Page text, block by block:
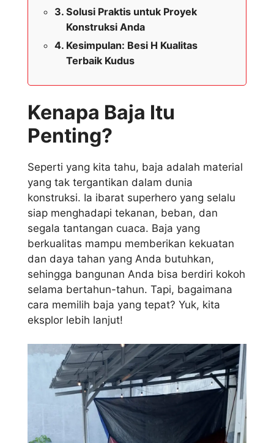
Solusi Praktis untuk Proyek
Konstruksi Anda
Kesimpulan: Besi H Kualitas
Terbaik Kudus
Kenapa Baja Itu
Penting?
Seperti yang kita tahu, baja adalah material
yang tak tergantikan dalam dunia
konstruksi. Ia ibarat superhero yang selalu
siap menghadapi tekanan, beban, dan
segala tantangan cuaca. Baja yang
berkualitas mampu memberikan kekuatan
dan daya tahan yang Anda butuhkan,
sehingga bangunan Anda bisa berdiri kokoh
selama bertahun-tahun. Tapi, bagaimana
cara memilih baja yang tepat? Yuk, kita
eksplor lebih lanjut!